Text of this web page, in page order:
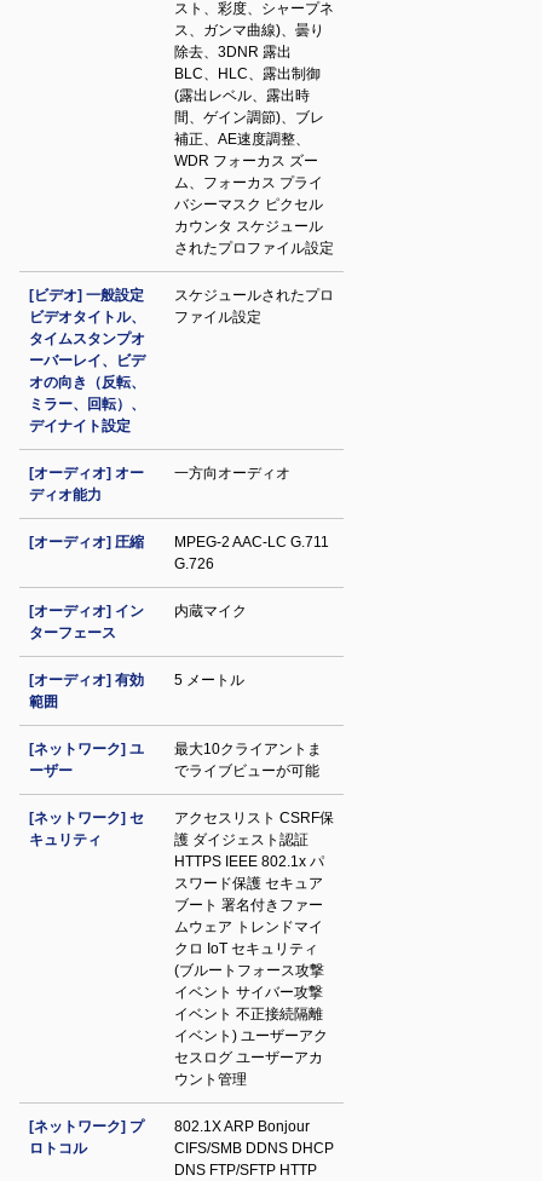
スト、彩度、シャープネ
ス、ガンマ曲線)、曇り
除去、3DNR 露出
BLC、HLC、露出制御
(露出レベル、露出時
間、ゲイン調節)、ブレ
補正、AE速度調整、
WDR フォーカス ズー
ム、フォーカス プライ
バシーマスク ピクセル
カウンタ スケジュール
されたプロファイル設定
[ビデオ] 一般設定
ビデオタイトル、
タイムスタンプオ
ーバーレイ、ビデ
オの向き（反転、
ミラー、回転）、
デイナイト設定
スケジュールされたプロ
ファイル設定
[オーディオ] オー
ディオ能力
一方向オーディオ
[オーディオ] 圧縮
MPEG-2 AAC-LC G.711
G.726
[オーディオ] イン
ターフェース
内蔵マイク
[オーディオ] 有効
範囲
5 メートル
[ネットワーク] ユ
ーザー
最大10クライアントま
でライブビューが可能
[ネットワーク] セ
キュリティ
アクセスリスト CSRF保
護 ダイジェスト認証
HTTPS IEEE 802.1x パ
スワード保護 セキュア
ブート 署名付きファー
ムウェア トレンドマイ
クロ IoT セキュリティ
(ブルートフォース攻撃
イベント サイバー攻撃
イベント 不正接続隔離
イベント) ユーザーアク
セスログ ユーザーアカ
ウント管理
[ネットワーク] プ
ロトコル
802.1X ARP Bonjour
CIFS/SMB DDNS DHCP
DNS FTP/SFTP HTTP